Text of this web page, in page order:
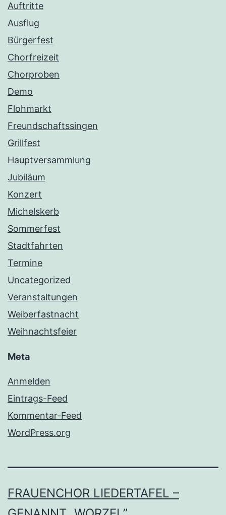
Auftritte
Ausflug
Bürgerfest
Chorfreizeit
Chorproben
Demo
Flohmarkt
Freundschaftssingen
Grillfest
Hauptversammlung
Jubiläum
Konzert
Michelskerb
Sommerfest
Stadtfahrten
Termine
Uncategorized
Veranstaltungen
Weiberfastnacht
Weihnachtsfeier
Meta
Anmelden
Eintrags-Feed
Kommentar-Feed
WordPress.org
FRAUENCHOR LIEDERTAFEL –